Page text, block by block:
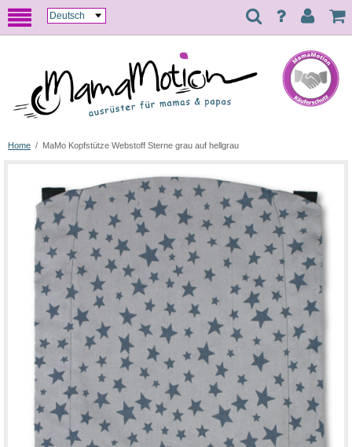
Home / MaMo Kopfstütze Webstoff Sterne grau auf hellgrau